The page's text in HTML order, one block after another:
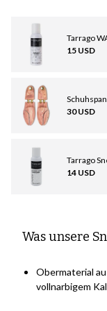
- Behandeln Sie Leder
Feuchtigkeitsspender
Imprägnierspray
- Etwas, das den
wirTarrago Sneakers
Schwarz.
Mehr zu diesen
Weitere
Wenn Ihre Schuhe
einem guten
Lesen Sie diese
Tarrago
15 USD
30 USD
Tarrago
14 USD
Was unsere
Obermaterial
vollnarbigem